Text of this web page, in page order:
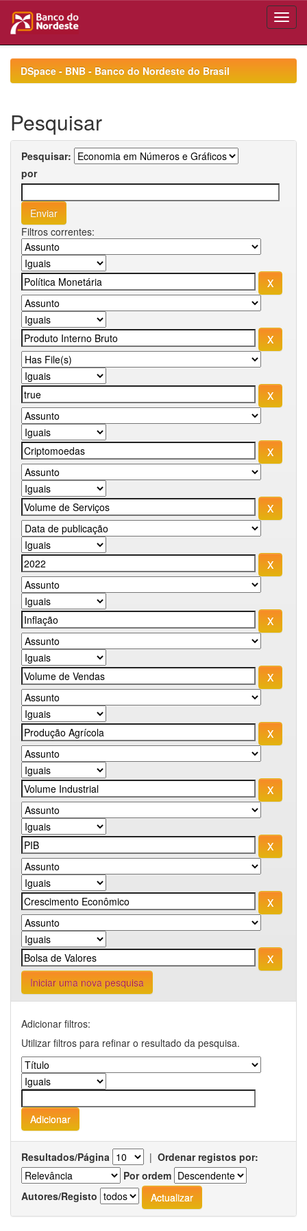
navigationDSpace - BNB - Banco do Nordeste do Brasil
Pesquisar
Pesquisar:
por
Filtros correntes:
Iniciar uma nova pesquisa
Adicionar filtros:
Utilizar filtros para refinar o resultado da pesquisa.
Resultados/Página | Ordenar registos por:
Por ordem
Autores/Registo